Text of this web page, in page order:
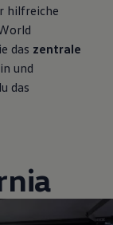
hilfreiche
das zentrale
und
das